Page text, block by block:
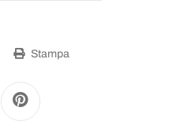
Stampa